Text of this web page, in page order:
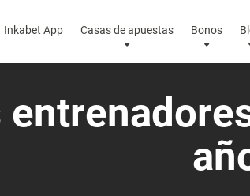
Inkabet App Casas de apuestas Bonos